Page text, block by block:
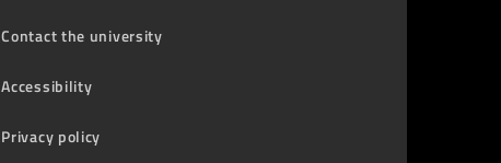
Contact the university
Accessibility
Privacy policy